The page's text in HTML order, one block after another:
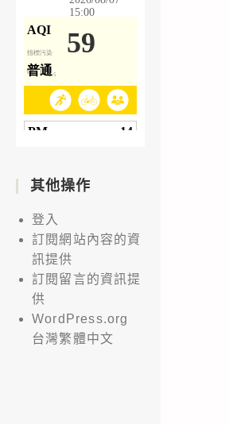
其他操作
登入
訂閱網站內容的資
訊提供
訂閱留言的資訊提
供
WordPress.org
台灣繁體中文